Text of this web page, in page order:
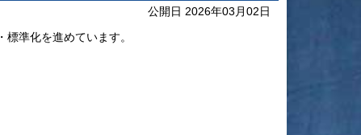
公開日 2026年03月02日
準化を進めています。